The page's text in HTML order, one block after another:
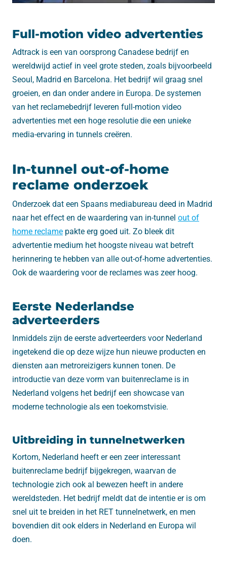
Full-motion video advertenties
Adtrack is een van oorsprong Canadese bedrijf en
wereldwijd actief in veel grote steden, zoals bijvoorbeeld
Seoul, Madrid en Barcelona. Het bedrijf wil graag snel
groeien, en dan onder andere in Europa. De systemen
van het reclamebedrijf leveren full-motion video
advertenties met een hoge resolutie die een unieke
media-ervaring in tunnels creëren.
In-tunnel out-of-home
reclame onderzoek
Onderzoek dat een Spaans mediabureau deed in Madrid
naar het effect en de waardering van in-tunnel out of
home reclame pakte erg goed uit. Zo bleek dit
advertentie medium het hoogste niveau wat betreft
herinnering te hebben van alle out-of-home advertenties.
Ook de waardering voor de reclames was zeer hoog.
Eerste Nederlandse
adverteerders
Inmiddels zijn de eerste adverteerders voor Nederland
ingetekend die op deze wijze hun nieuwe producten en
diensten aan metroreizigers kunnen tonen. De
introductie van deze vorm van buitenreclame is in
Nederland volgens het bedrijf een showcase van
moderne technologie als een toekomstvisie.
Uitbreiding in tunnelnetwerken
Kortom, Nederland heeft er een zeer interessant
buitenreclame bedrijf bijgekregen, waarvan de
technologie zich ook al bewezen heeft in andere
wereldsteden. Het bedrijf meldt dat de intentie er is om
snel uit te breiden in het RET tunnelnetwerk, en men
bovendien dit ook elders in Nederland en Europa wil
doen.